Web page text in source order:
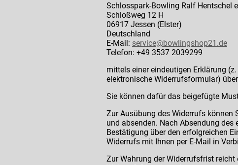
Schlosspark-Bowling Ralf Hentschel
Schloßweg 12 H
06917 Jessen (Elster)
Deutschland
E-Mail: service@bowlingshop21.de
Telefon: +49 3537 2039299
mittels einer eindeutigen Erklärung
elektronische Widerrufsformular)
Sie können dafür das beigefügte
Zur Ausübung des Widerrufs können
und absenden. Nach Absendung
Bestätigung über den erfolgreichen
Widerrufs mit Ihnen per E-Mail in
Zur Wahrung der Widerrufsfrist